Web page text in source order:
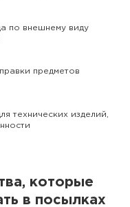
по внешнему виду
предметов
технических изделий,
которые
в посылках